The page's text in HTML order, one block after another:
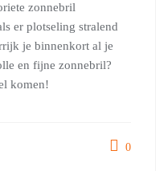
zonnebril
er plotseling stralend
je binnenkort al je
en fijne zonnebril?
komen!
0